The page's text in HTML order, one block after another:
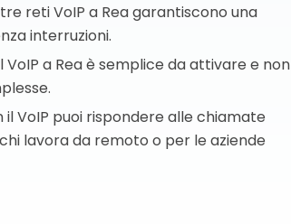
reti VoIP a Rea garantiscono una
interruzioni.
VoIP a Rea è semplice da attivare e non
il VoIP puoi rispondere alle chiamate
lavora da remoto o per le aziende